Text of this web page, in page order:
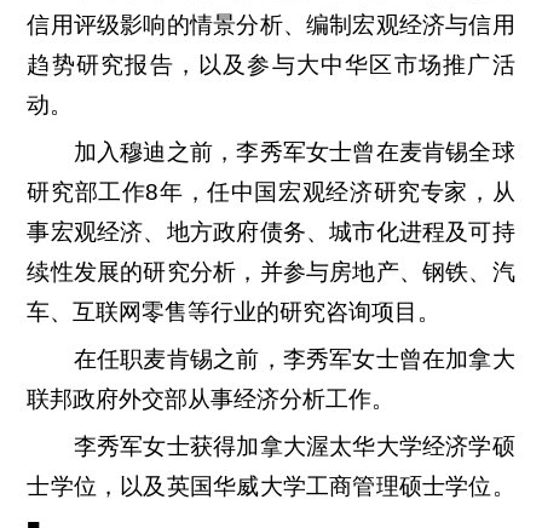
信用评级影响的情景分析、编制宏观经济与信用
趋势研究报告，以及参与大中华区市场推广活
动。
加入穆迪之前，李秀军女士曾在麦肯锡全球
研究部工作8年，任中国宏观经济研究专家，从
事宏观经济、地方政府债务、城市化进程及可持
续性发展的研究分析，并参与房地产、钢铁、汽
车、互联网零售等行业的研究咨询项目。
在任职麦肯锡之前，李秀军女士曾在加拿大
联邦政府外交部从事经济分析工作。
李秀军女士获得加拿大渥太华大学经济学硕
士学位，以及英国华威大学工商管理硕士学位。